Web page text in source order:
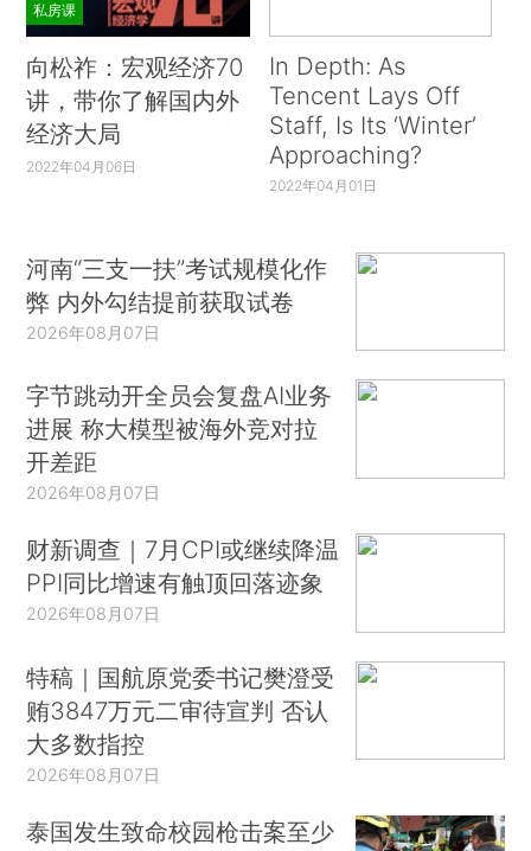
私房课
向松祚：宏观经济70
讲，带你了解国内外
经济大局
2022年04月06日
In Depth: As
Tencent Lays Off
Staff, Is Its ‘Winter’
Approaching?
2022年04月01日
河南“三支一扶”考试规模化作
弊 内外勾结提前获取试卷
2026年08月07日
字节跳动开全员会复盘AI业务
进展 称大模型被海外竞对拉
开差距
2026年08月07日
财新调查｜7月CPI或继续降温
PPI同比增速有触顶回落迹象
2026年08月07日
特稿｜国航原党委书记樊澄受
贿3847万元二审待宣判 否认
大多数指控
2026年08月07日
泰国发生致命校园枪击案至少